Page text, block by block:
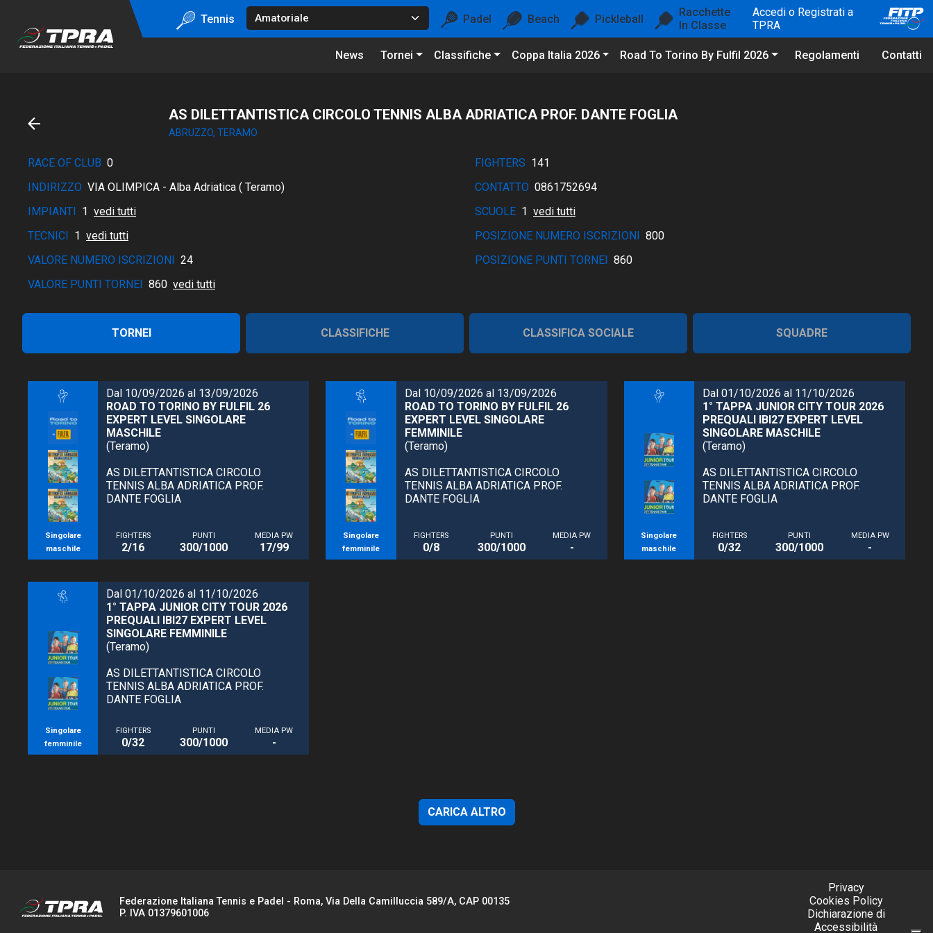
Tennis Padel Beach Pickleball
Racchette
In Classe
Accedi o Registrati a
TPRA
News Tornei Classifiche Coppa Italia 2026 Road To Torino By Fulfil 2026 Regolamenti Contatti
AS DILETTANTISTICA CIRCOLO TENNIS ALBA ADRIATICA PROF. DANTE FOGLIA
ABRUZZO, TERAMO
RACE OF CLUB 0 FIGHTERS 141
INDIRIZZO VIA OLIMPICA - Alba Adriatica ( Teramo) CONTATTO 0861752694
IMPIANTI 1 vedi tutti SCUOLE 1 vedi tutti
TECNICI 1 vedi tutti POSIZIONE NUMERO ISCRIZIONI 800
VALORE NUMERO ISCRIZIONI 24 POSIZIONE PUNTI TORNEI 860
VALORE PUNTI TORNEI 860 vedi tutti
TORNEI CLASSIFICHE CLASSIFICA SOCIALE SQUADRE
Singolare
maschile
Dal 10/09/2026 al 13/09/2026
ROAD TO TORINO BY FULFIL 26
EXPERT LEVEL SINGOLARE
MASCHILE
(Teramo)
AS DILETTANTISTICA CIRCOLO
TENNIS ALBA ADRIATICA PROF.
DANTE FOGLIA
FIGHTERS
2/16
PUNTI
300/1000
MEDIA PW
17/99
Singolare
femminile
Dal 10/09/2026 al 13/09/2026
ROAD TO TORINO BY FULFIL 26
EXPERT LEVEL SINGOLARE
FEMMINILE
(Teramo)
AS DILETTANTISTICA CIRCOLO
TENNIS ALBA ADRIATICA PROF.
DANTE FOGLIA
FIGHTERS
0/8
PUNTI
300/1000
MEDIA PW
-
Singolare
maschile
Dal 01/10/2026 al 11/10/2026
1° TAPPA JUNIOR CITY TOUR 2026
PREQUALI IBI27 EXPERT LEVEL
SINGOLARE MASCHILE
(Teramo)
AS DILETTANTISTICA CIRCOLO
TENNIS ALBA ADRIATICA PROF.
DANTE FOGLIA
FIGHTERS
0/32
PUNTI
300/1000
MEDIA PW
-
Singolare
femminile
Dal 01/10/2026 al 11/10/2026
1° TAPPA JUNIOR CITY TOUR 2026
PREQUALI IBI27 EXPERT LEVEL
SINGOLARE FEMMINILE
(Teramo)
AS DILETTANTISTICA CIRCOLO
TENNIS ALBA ADRIATICA PROF.
DANTE FOGLIA
FIGHTERS
0/32
PUNTI
300/1000
MEDIA PW
-
CARICA ALTRO
Federazione Italiana Tennis e Padel - Roma, Via Della Camilluccia 589/A, CAP 00135
P. IVA 01379601006
Privacy
Cookies Policy
Dichiarazione di
Accessibilità